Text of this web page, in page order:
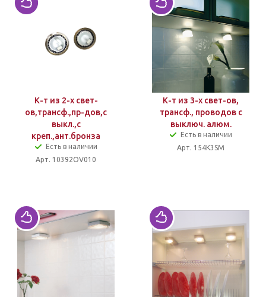
К-т из 2-х свет-
ов,трансф.,пр-дов,с
выкл.,с
креп.,ант.бронза
Есть в наличии
Арт. 10392OV010
К-т из 3-х свет-ов,
трансф., проводов с
выключ. алюм.
Есть в наличии
Арт. 154K3SM